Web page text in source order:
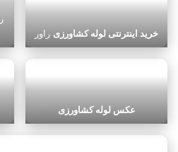
خرید اینترنتی لوله کشاورزی راور
عکس لوله کشاورزی